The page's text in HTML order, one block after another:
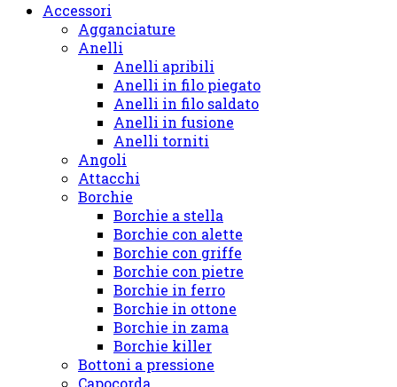
Accessori
Agganciature
Anelli
Anelli apribili
Anelli in filo piegato
Anelli in filo saldato
Anelli in fusione
Anelli torniti
Angoli
Attacchi
Borchie
Borchie a stella
Borchie con alette
Borchie con griffe
Borchie con pietre
Borchie in ferro
Borchie in ottone
Borchie in zama
Borchie killer
Bottoni a pressione
Capocorda